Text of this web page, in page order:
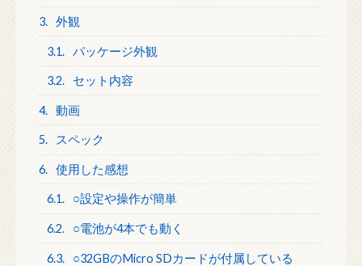
3. 外観
3.1. パッケージ外観
3.2. セット内容
4. 動画
5. スペック
6. 使用した感想
6.1. ○設定や操作が簡単
6.2. ○電池が4本でも動く
6.3. ○32GBのMicro SDカードが付属している